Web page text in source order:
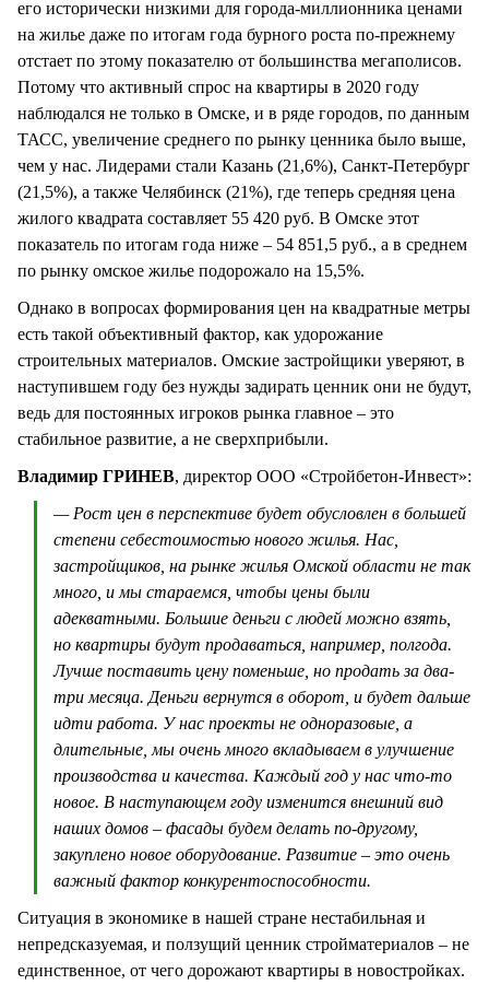
его исторически низкими для города-миллионника ценами
на жилье даже по итогам года бурного роста по-прежнему
отстает по этому показателю от большинства мегаполисов.
Потому что активный спрос на квартиры в 2020 году
наблюдался не только в Омске, и в ряде городов, по данным
ТАСС, увеличение среднего по рынку ценника было выше,
чем у нас. Лидерами стали Казань (21,6%), Санкт-Петербург
(21,5%), а также Челябинск (21%), где теперь средняя цена
жилого квадрата составляет 55 420 руб. В Омске этот
показатель по итогам года ниже – 54 851,5 руб., а в среднем
по рынку омское жилье подорожало на 15,5%.
Однако в вопросах формирования цен на квадратные метры
есть такой объективный фактор, как удорожание
строительных материалов. Омские застройщики уверяют, в
наступившем году без нужды задирать ценник они не будут,
ведь для постоянных игроков рынка главное – это
стабильное развитие, а не сверхприбыли.
Владимир ГРИНЕВ, директор ООО «Стройбетон-Инвест»:
— Рост цен в перспективе будет обусловлен в большей
степени себестоимостью нового жилья. Нас,
застройщиков, на рынке жилья Омской области не так
много, и мы стараемся, чтобы цены были
адекватными. Большие деньги с людей можно взять,
но квартиры будут продаваться, например, полгода.
Лучше поставить цену поменьше, но продать за два-
три месяца. Деньги вернутся в оборот, и будет дальше
идти работа. У нас проекты не одноразовые, а
длительные, мы очень много вкладываем в улучшение
производства и качества. Каждый год у нас что-то
новое. В наступающем году изменится внешний вид
наших домов – фасады будем делать по-другому,
закуплено новое оборудование. Развитие – это очень
важный фактор конкурентоспособности.
Ситуация в экономике в нашей стране нестабильная и
непредсказуемая, и ползущий ценник стройматериалов – не
единственное, от чего дорожают квартиры в новостройках.